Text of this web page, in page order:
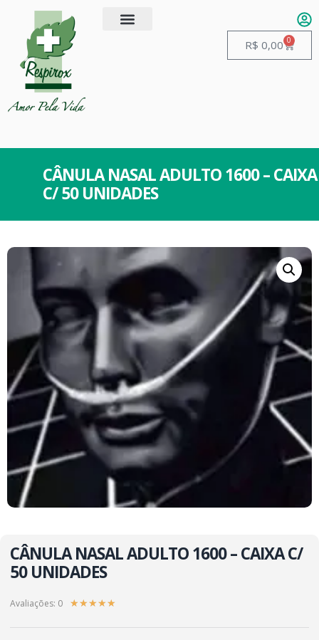
R$ 0,00 0
CÂNULA NASAL ADULTO 1600 – CAIXA
C/ 50 UNIDADES
CÂNULA NASAL ADULTO 1600 – CAIXA C/
50 UNIDADES
Avaliações: 0 ★★★★★